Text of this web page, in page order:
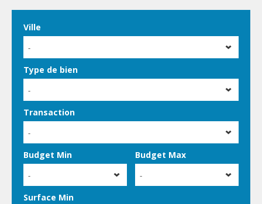
Ville
-
Type de bien
-
Transaction
-
Budget Min
-
Budget Max
-
Surface Min